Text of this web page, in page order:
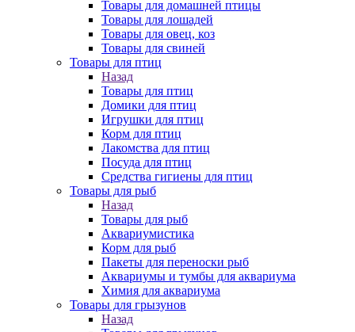
Товары для домашней птицы
Товары для лошадей
Товары для овец, коз
Товары для свиней
Товары для птиц
Назад
Товары для птиц
Домики для птиц
Игрушки для птиц
Корм для птиц
Лакомства для птиц
Посуда для птиц
Средства гигиены для птиц
Товары для рыб
Назад
Товары для рыб
Аквариумистика
Корм для рыб
Пакеты для переноски рыб
Аквариумы и тумбы для аквариума
Химия для аквариума
Товары для грызунов
Назад